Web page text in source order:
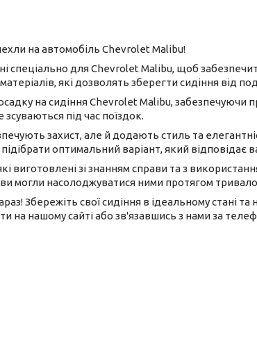
на автомобіль Chevrolet Malibu!
спеціально для Chevrolet Malibu, щоб
які дозволять зберегти сидіння від
на сидіння Chevrolet Malibu, забезпечуючи
під час поїздок.
захист, але й додають стиль та
оптимальний варіант, який відповідає
виготовлені зі знанням справи та з
могли насолоджуватися ними протягом
Збережіть свої сидіння в ідеальному стані
на нашому сайті або зв'язавшись з нами за